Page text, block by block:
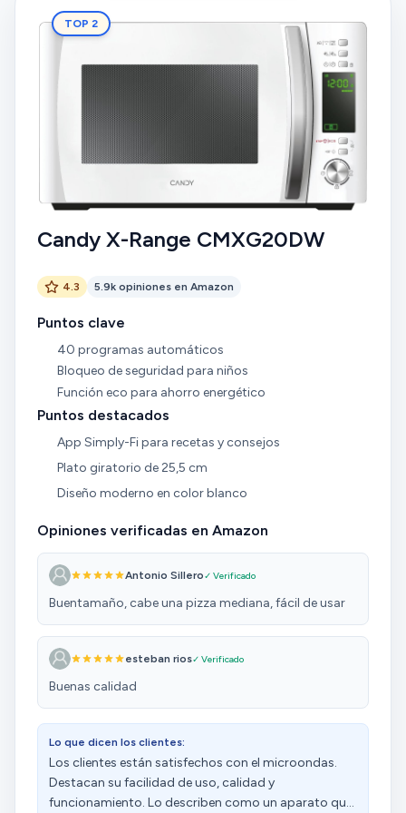
TOP 2
Candy X-Range CMXG20DW
4.3 5.9k opiniones en Amazon
Puntos clave
40 programas automáticos
Bloqueo de seguridad para niños
Función eco para ahorro energético
Puntos destacados
App Simply-Fi para recetas y consejos
Plato giratorio de 25,5 cm
Diseño moderno en color blanco
Opiniones verificadas en Amazon
Antonio Sillero✓ Verificado
Buentamaño, cabe una pizza mediana, fácil de usar
esteban rios✓ Verificado
Buenas calidad
Lo que dicen los clientes:
Los clientes están satisfechos con el microondas.
Destacan su facilidad de uso, calidad y
funcionamiento. Lo describen como un aparato que